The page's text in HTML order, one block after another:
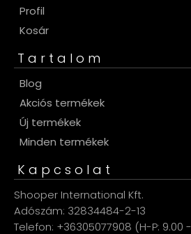
Profil
Kosár
Tartalom
Blog
Akciós termékek
Új termékek
Minden termékek
Kapcsolat
Shooper International Kft.
Adószám: 32834484-2-13
Telefon: +36305077908 (H-P: 9.00 -